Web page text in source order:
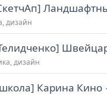
дизайн
дизайн
Карина